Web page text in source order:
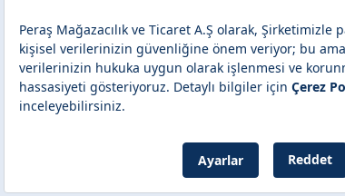
Site Haritası
Copyright © 2026 Vilebrequin. All rights reserved.